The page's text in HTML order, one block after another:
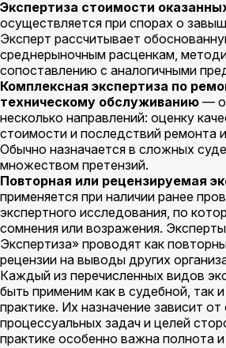
Экспертиза стоимости
осуществляется при спорах о
Эксперт рассчитывает
среднерыночным расценкам,
сопоставлению с аналогичными
Комплексная экспертиза по
техническому обслуживанию —
несколько направлений: оценку
стоимости и последствий ремонта
Обычно назначается в сложных
множеством претензий.
Повторная или рецензируемая
применяется при наличии ранее
экспертного исследования, по
сомнения или возражения.
Экспертиза» проводят как
рецензии на выводы других
Каждый из перечисленных видов
быть применим как в судебной, так
практике. Их назначение зависит
процессуальных задач и целей
практике особенно важна полнота